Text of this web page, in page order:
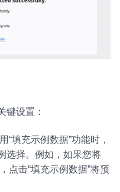
键设置：
“填充示例数据”功能时，
选择。例如，如果您将
点击“填充示例数据”将预